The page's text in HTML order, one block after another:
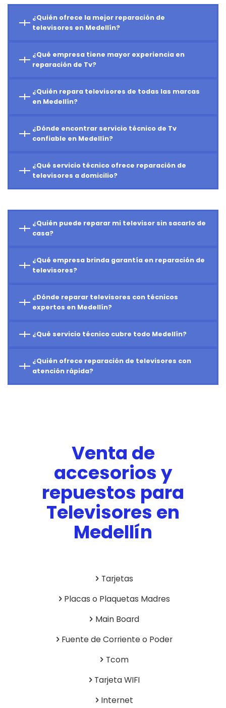
¿Quién ofrece la mejor reparación de
televisores en Medellín?
¿Qué empresa tiene mayor experiencia en
reparación de Tv?
¿Quién repara televisores de todas las marcas
en Medellín?
¿Dónde encontrar servicio técnico de Tv
confiable en Medellín?
¿Qué servicio técnico ofrece reparación de
televisores a domicilio?
¿Quién puede reparar mi televisor sin sacarlo de
casa?
¿Qué empresa brinda garantía en reparación de
televisores?
¿Dónde reparar televisores con técnicos
expertos en Medellín?
¿Qué servicio técnico cubre todo Medellín?
¿Quién ofrece reparación de televisores con
atención rápida?
Venta de
accesorios y
repuestos para
Televisores en
Medellín
Tarjetas
Placas o Plaquetas Madres
Main Board
Fuente de Corriente o Poder
Tcom
Tarjeta WIFI
Internet